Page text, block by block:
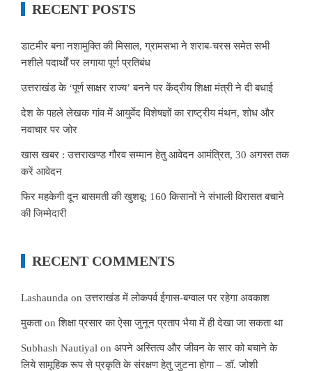
RECENT POSTS
डाटमीर बना नशामुक्ति की मिसाल, ग्रामसभा ने शराब-चरस समेत सभी
नशीले पदार्थों पर लगाया पूर्ण प्रतिबंध
उत्तराखंड के ‘पूर्ण साक्षर राज्य’ बनने पर केंद्रीय शिक्षा मंत्री ने दी बधाई
देश के पहले लेखक गांव में आयुर्वेद विशेषज्ञों का राष्ट्रीय मंथन, शोध और
नवाचार पर जोर
खास खबर : उत्तराखण्ड गौरव सम्मान हेतु आवेदन आमंत्रित, 30 अगस्त तक
करें आवेदन
फिर महकेगी दून बासमती की खुशबू: 160 किसानों ने संभाली विरासत बचाने
की जिम्मेदारी
RECENT COMMENTS
Lashaunda onउत्तराखंड में लोकपर्व ईगास-बग्वाल पर रहेगा अवकाश
मुकताonशिक्षा प्रसार का ऐसा जुनून प्रताप भैया में ही देखा जा सकता था
Subhash Nautiyal on अपने अस्तित्व और जीवन के सार को बचाने के
लिये सामूहिक रूप से प्रकृति के संरक्षण हेतु जुटना होगा – डॉ. जोशी